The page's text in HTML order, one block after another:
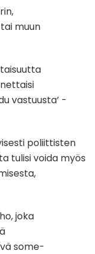
muun
vastuusta’ -
poliittisten
tulisi voida myös
joka
some-